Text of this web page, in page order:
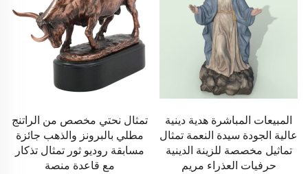
تمثال نحتي مخصص من الراتنج
مطلي بالبرونز والذهب جائزة
مسابقة روديو ثور تمثال تذكار
مع قاعدة منصة
أكواب شاي خزفية مبتكرة
مصنوعة يدويًا، أكواب قهوة
عربية لطيفة بتصميم كرتوني،
من الصيني المصقول